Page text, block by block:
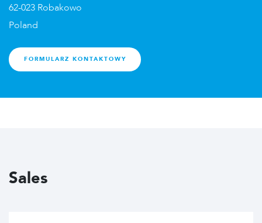
62-023 Robakowo
Poland
FORMULARZ KONTAKTOWY
Sales